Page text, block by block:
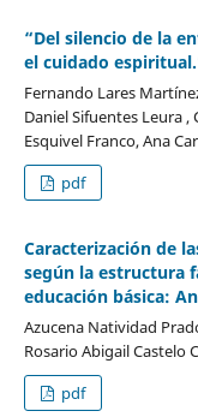
“Del silencio de la
el cuidado
Fernando Lares
Daniel Sifuentes Leura ,
Esquivel Franco, Ana
pdf
Caracterización de
según la estructura
educación básica:
Azucena Natividad
Rosario Abigail Castelo
pdf